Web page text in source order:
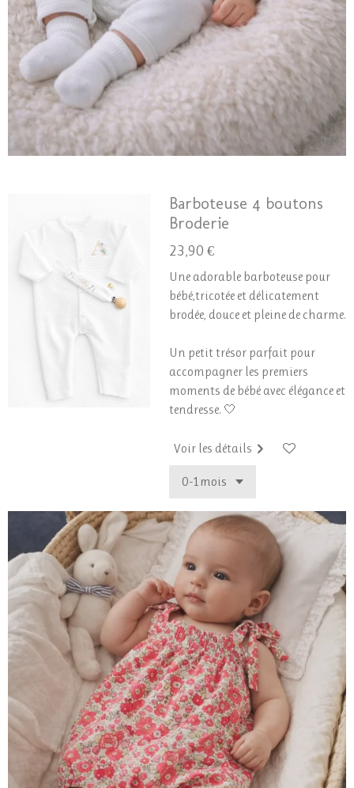
Barboteuse 4 boutons
Broderie
23,90 €
Une adorable barboteuse pour
bébé,tricotée et délicatement
brodée, douce et pleine de charme.
Un petit trésor parfait pour
accompagner les premiers
moments de bébé avec élégance et
tendresse. 🤍
Voir les détails